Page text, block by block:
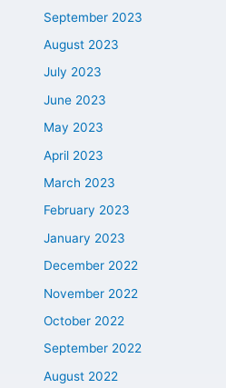
September 2023
August 2023
July 2023
June 2023
May 2023
April 2023
March 2023
February 2023
January 2023
December 2022
November 2022
October 2022
September 2022
August 2022